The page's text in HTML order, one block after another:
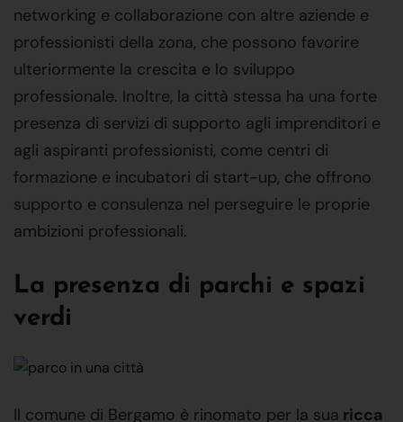
networking e collaborazione con altre aziende e
professionisti della zona, che possono favorire
ulteriormente la crescita e lo sviluppo
professionale. Inoltre, la città stessa ha una forte
presenza di servizi di supporto agli imprenditori e
agli aspiranti professionisti, come centri di
formazione e incubatori di start-up, che offrono
supporto e consulenza nel perseguire le proprie
ambizioni professionali.
La presenza di parchi e spazi
verdi
Il comune di Bergamo è rinomato per la sua ricca